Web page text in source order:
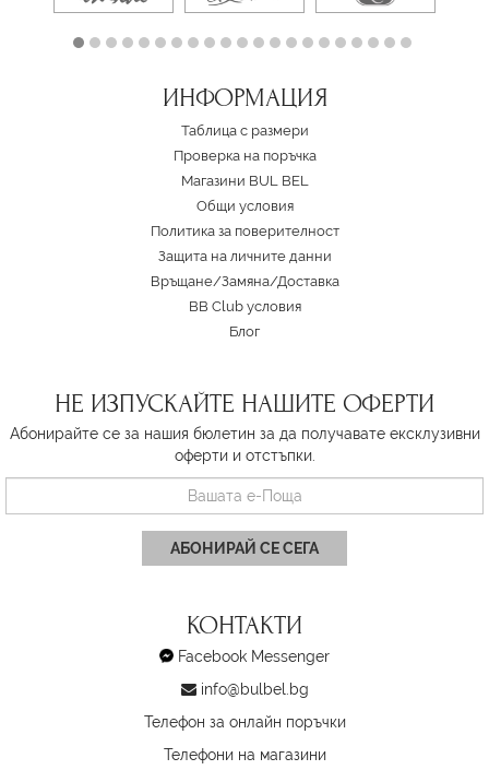
ИНФОРМАЦИЯ
Таблица с размери
Проверка на поръчка
Магазини BUL BEL
Oбщи условия
Политика за поверителност
Защита на личните данни
Връщане/Замяна/Доставка
BB Club условия
Блог
НЕ ИЗПУСКАЙТЕ НАШИТЕ ОФЕРТИ
Абонирайте се за нашия бюлетин за да получавате ексклузивни
оферти и отстъпки.
АБОНИРАЙ СЕ СЕГА
КОНТАКТИ
Facebook Messenger
info@bulbel.bg
Телефон за онлайн поръчки
Телефони на магазини